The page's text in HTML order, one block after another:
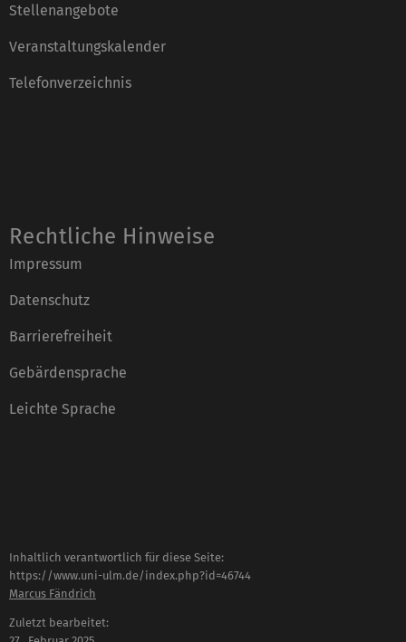
Stellenangebote
Veranstaltungskalender
Telefonverzeichnis
Rechtliche Hinweise
Impressum
Datenschutz
Barrierefreiheit
Gebärdensprache
Leichte Sprache
Inhaltlich verantwortlich für diese Seite:
https://www.uni-ulm.de/index.php?id=46744
Marcus Fändrich
Zuletzt bearbeitet: